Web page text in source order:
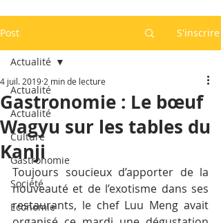
Post S'inscrire
Actualité
Actualité
Culture
Gastronomie
Société
Economie
Actualité
Gastronomie : Le bœuf
Wagyu sur les tables du
Kanji
4 juil. 2019 2 min de lecture
Toujours soucieux d’apporter de la
nouveauté et de l’exotisme dans ses
restaurants, le chef Luu Meng avait